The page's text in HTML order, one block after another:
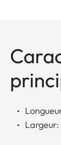
Largeur: